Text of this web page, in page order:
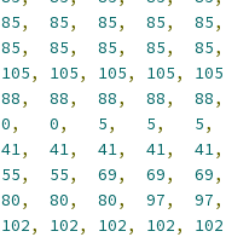
85, 85, 85, 85, 85,
85, 85, 85, 85, 85,
105, 105, 105, 105, 105
88, 88, 88, 88, 88,
0, 0, 5, 5, 5,
41, 41, 41, 41, 41,
55, 55, 69, 69, 69,
80, 80, 80, 97, 97,
102, 102, 102, 102, 102